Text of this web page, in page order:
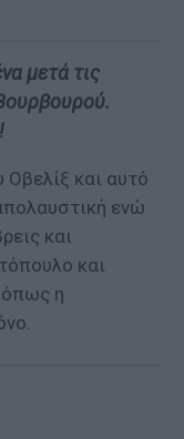
μετά τις
Οβελίξ και αυτό
ενώ
και
και
όπως η